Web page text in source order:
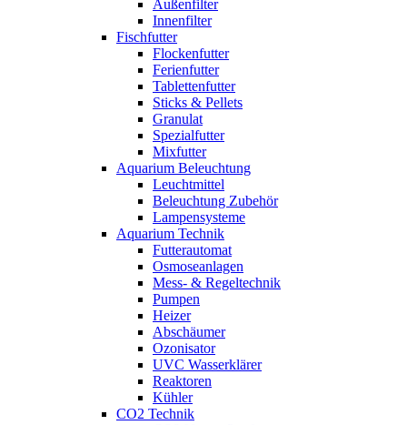
Außenfilter
Innenfilter
Fischfutter
Flockenfutter
Ferienfutter
Tablettenfutter
Sticks & Pellets
Granulat
Spezialfutter
Mixfutter
Aquarium Beleuchtung
Leuchtmittel
Beleuchtung Zubehör
Lampensysteme
Aquarium Technik
Futterautomat
Osmoseanlagen
Mess- & Regeltechnik
Pumpen
Heizer
Abschäumer
Ozonisator
UVC Wasserklärer
Reaktoren
Kühler
CO2 Technik